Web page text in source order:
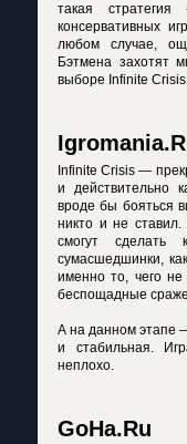
такая
консервативных
любом случае,
Бэтмена захотят
выборе Infinite
Infinite Crisis —
и действительно
вроде бы бояться
никто и не
смогут сделать
сумасшедшинки,
именно то, чего не
беспощадные
А на данном этапе
и стабильная.
неплохо.
GoHa.Ru